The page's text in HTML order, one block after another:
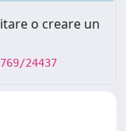
o creare un
24437